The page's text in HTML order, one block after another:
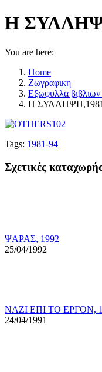
Η
You are here:
Home
Ζωγραφικη
Εξωφυλλα βιβλιων
Η ΣΥΛΛΗΨΗ,1981
Tags: 1981-94
Σχετικές
ΨΑΡΑΣ, 1992
25/04/1992
ΝΑΖΙ ΕΠΙ ΤΟ ΕΡΓΟΝ,
24/04/1991